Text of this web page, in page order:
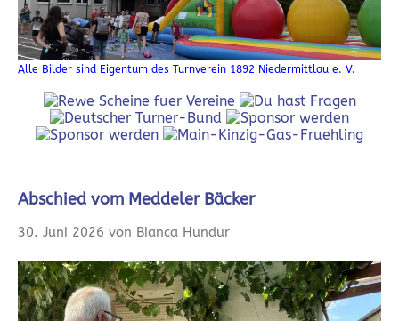
Alle Bilder sind Eigentum des Turnverein 1892 Niedermittlau e. V.
Abschied vom Meddeler Bäcker
30. Juni 2026 von Bianca Hundur